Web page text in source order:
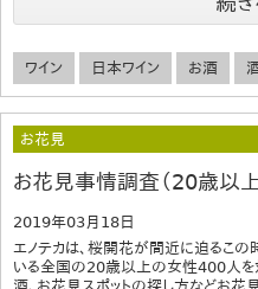
ワイン 日本ワイン お酒
お花見
お花見事情調査（20歳以
2019年03月18日
エノテカは、桜開花が間近に迫るこの
いる全国の20歳以上の女性400人を